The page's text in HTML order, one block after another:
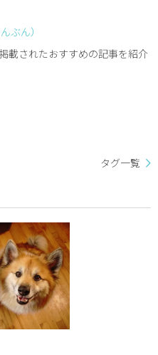
ぶん）
載されたおすすめの記事を紹介
タグ一覧